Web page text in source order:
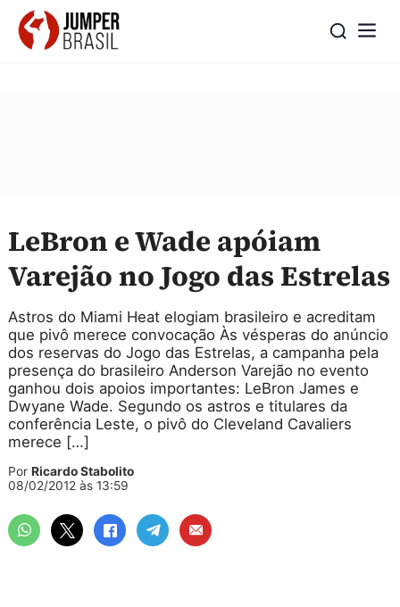
LeBron e Wade apóiam
Varejão no Jogo das Estrelas
Astros do Miami Heat elogiam brasileiro e acreditam
que pivô merece convocação Às vésperas do anúncio
dos reservas do Jogo das Estrelas, a campanha pela
presença do brasileiro Anderson Varejão no evento
ganhou dois apoios importantes: LeBron James e
Dwyane Wade. Segundo os astros e titulares da
conferência Leste, o pivô do Cleveland Cavaliers
merece […]
Por Ricardo Stabolito
08/02/2012 às 13:59